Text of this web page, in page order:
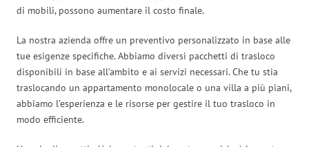
di mobili, possono aumentare il costo finale.
La nostra azienda offre un preventivo personalizzato in base alle
tue esigenze specifiche. Abbiamo diversi pacchetti di trasloco
disponibili in base all’ambito e ai servizi necessari. Che tu stia
traslocando un appartamento monolocale o una villa a più piani,
abbiamo l’esperienza e le risorse per gestire il tuo trasloco in
modo efficiente.